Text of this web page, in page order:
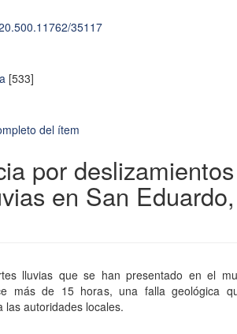
35117
[533]
del ítem
por
en San Eduardo,
lluvias que se han presentado en el
más de 15 horas, una falla geológica
las autoridades locales.